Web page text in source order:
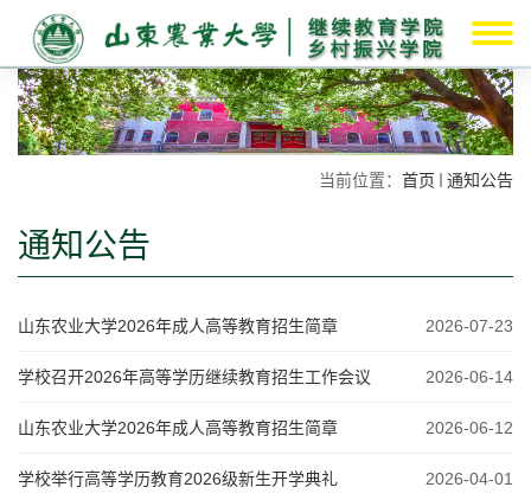
当前位置： 首页 通知公告
通知公告
2026-07-23
山东农业大学2026年成人高等教育招生简章
2026-06-14
学校召开2026年高等学历继续教育招生工作会议
2026-06-12
山东农业大学2026年成人高等教育招生简章
2026-04-01
学校举行高等学历教育2026级新生开学典礼